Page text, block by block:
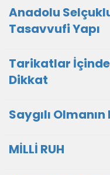
Anadolu
Tasavvufi Yapı
Tarikatlar
Dikkat
Saygılı
MİLLİ RUH